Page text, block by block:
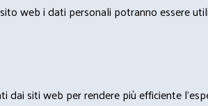
web i dati personali potranno essere
siti web per rendere più efficiente